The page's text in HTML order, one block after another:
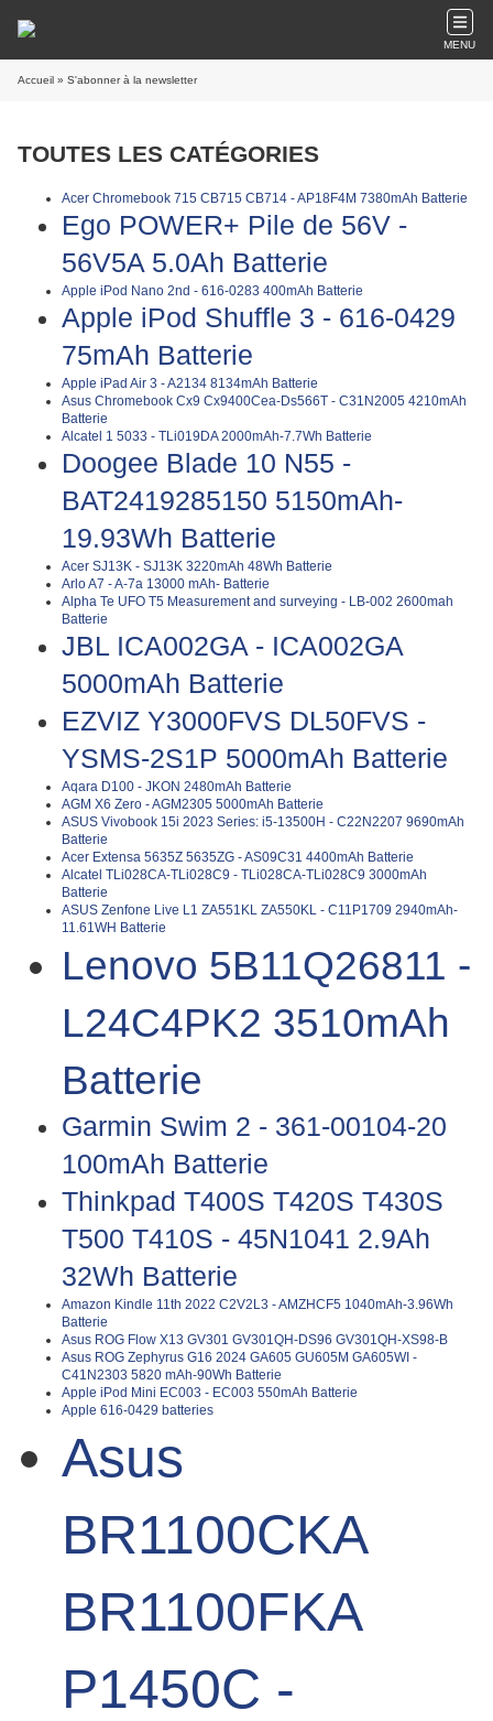
MENU
Accueil » S'abonner à la newsletter
TOUTES LES CATÉGORIES
Acer Chromebook 715 CB715 CB714 - AP18F4M 7380mAh Batterie
Ego POWER+ Pile de 56V -
56V5A 5.0Ah Batterie
Apple iPod Nano 2nd - 616-0283 400mAh Batterie
Apple iPod Shuffle 3 - 616-0429
75mAh Batterie
Apple iPad Air 3 - A2134 8134mAh Batterie
Asus Chromebook Cx9 Cx9400Cea-Ds566T - C31N2005 4210mAh
Batterie
Alcatel 1 5033 - TLi019DA 2000mAh-7.7Wh Batterie
Doogee Blade 10 N55 -
BAT2419285150 5150mAh-
19.93Wh Batterie
Acer SJ13K - SJ13K 3220mAh 48Wh Batterie
Arlo A7 - A-7a 13000 mAh- Batterie
Alpha Te UFO T5 Measurement and surveying - LB-002 2600mah
Batterie
JBL ICA002GA - ICA002GA
5000mAh Batterie
EZVIZ Y3000FVS DL50FVS -
YSMS-2S1P 5000mAh Batterie
Aqara D100 - JKON 2480mAh Batterie
AGM X6 Zero - AGM2305 5000mAh Batterie
ASUS Vivobook 15i 2023 Series: i5-13500H - C22N2207 9690mAh
Batterie
Acer Extensa 5635Z 5635ZG - AS09C31 4400mAh Batterie
Alcatel TLi028CA-TLi028C9 - TLi028CA-TLi028C9 3000mAh
Batterie
ASUS Zenfone Live L1 ZA551KL ZA550KL - C11P1709 2940mAh-
11.61WH Batterie
Lenovo 5B11Q26811 -
L24C4PK2 3510mAh
Batterie
Garmin Swim 2 - 361-00104-20
100mAh Batterie
Thinkpad T400S T420S T430S
T500 T410S - 45N1041 2.9Ah
32Wh Batterie
Amazon Kindle 11th 2022 C2V2L3 - AMZHCF5 1040mAh-3.96Wh
Batterie
Asus ROG Flow X13 GV301 GV301QH-DS96 GV301QH-XS98-B
Asus ROG Zephyrus G16 2024 GA605 GU605M GA605WI -
C41N2303 5820 mAh-90Wh Batterie
Apple iPod Mini EC003 - EC003 550mAh Batterie
Apple 616-0429 batteries
Asus
BR1100CKA
BR1100FKA
P1450C -